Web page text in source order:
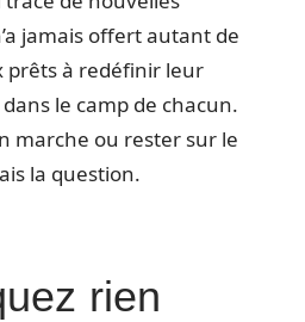
jamais offert autant de
prêts à redéfinir leur
le camp de chacun.
marche ou rester sur le
la question.
rien